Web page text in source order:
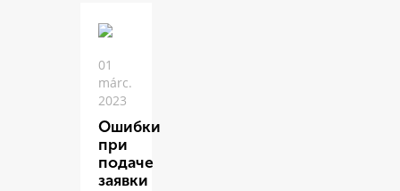
01
márc.
2023
Ошибки
при
подаче
заявки